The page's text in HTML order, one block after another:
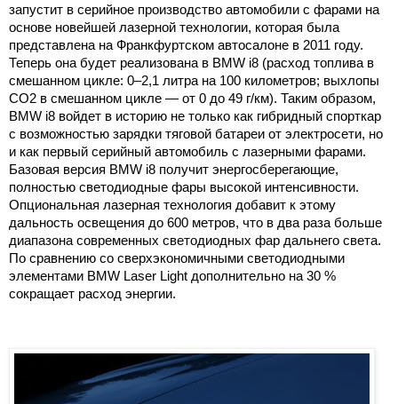
запустит в серийное производство автомобили с фарами на
основе новейшей лазерной технологии, которая была
представлена на Франкфуртском автосалоне в 2011 году.
Теперь она будет реализована в BMW i8 (расход топлива в
смешанном цикле: 0–2,1 литра на 100 километров; выхлопы
CO2 в смешанном цикле — от 0 до 49 г/км). Таким образом,
BMW i8 войдет в историю не только как гибридный спорткар
с возможностью зарядки тяговой батареи от электросети, но
и как первый серийный автомобиль с лазерными фарами.
Базовая версия BMW i8 получит энергосберегающие,
полностью светодиодные фары высокой интенсивности.
Опциональная лазерная технология добавит к этому
дальность освещения до 600 метров, что в два раза больше
диапазона современных светодиодных фар дальнего света.
По сравнению со сверхэкономичными светодиодными
элементами BMW Laser Light дополнительно на 30 %
сокращает расход энергии.